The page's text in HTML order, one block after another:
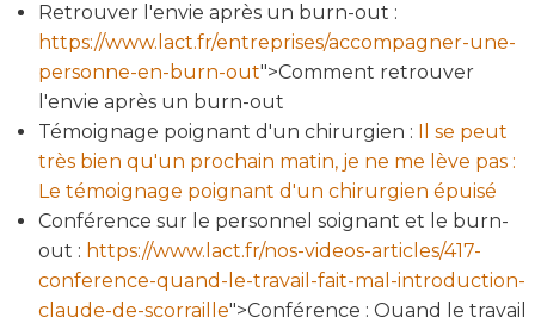
Retrouver l'envie après un burn-out :
https://www.lact.fr/entreprises/accompagner-une-
personne-en-burn-out">Comment retrouver
l'envie après un burn-out
Témoignage poignant d'un chirurgien :
Il se peut
très bien qu'un prochain matin, je ne me lève pas :
Le témoignage poignant d'un chirurgien épuisé
Conférence sur le personnel soignant et le burn-
out : https://www.lact.fr/nos-videos-articles/417-
conference-quand-le-travail-fait-mal-introduction-
claude-de-scorraille">Conférence : Quand le travail